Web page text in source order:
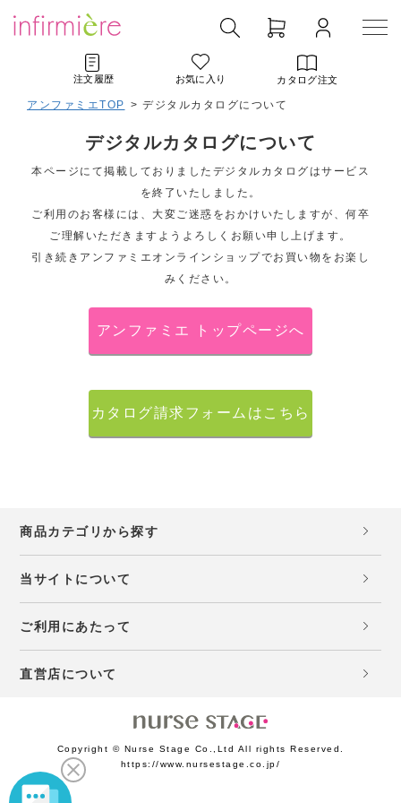
注文履歴 お気に入り カタログ注文
アンファミエTOP > デジタルカタログについて
デジタルカタログについて
本ページにて掲載しておりましたデジタルカタログはサービス
を終了いたしました。
ご利用のお客様には、大変ご迷惑をおかけいたしますが、何卒
ご理解いただきますようよろしくお願い申し上げます。
引き続きアンファミエオンラインショップでお買い物をお楽し
みください。
アンファミエ トップページへ
カタログ請求フォームはこちら
商品カテゴリから探す
当サイトについて
ご利用にあたって
直営店について
Copyright © Nurse Stage Co.,Ltd All rights Reserved.
https://www.nursestage.co.jp/